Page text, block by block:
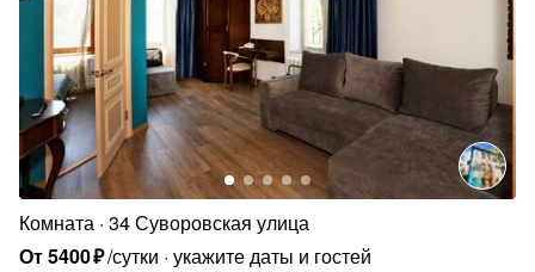
Комната 34 Суворовская улица
От5400₽/сутки укажите даты и гостей